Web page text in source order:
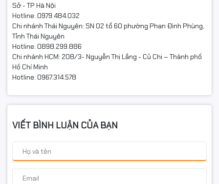
Sở - TP Hà Nội
Hotline: 0979.484.032
Chi nhánh Thái Nguyên: SN 02 tổ 60 phường Phan Đình Phùng,
Tỉnh Thái Nguyên
Hotline: 0898.299.886
Chi nhánh HCM: 208/3- Nguyễn Thị Lắng - Củ Chi – Thành phố
Hồ Chí Minh
Hotline: 0967.314.578
VIẾT BÌNH LUẬN CỦA BẠN